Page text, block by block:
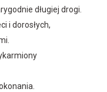
długiej drogi.
i dorosłych,